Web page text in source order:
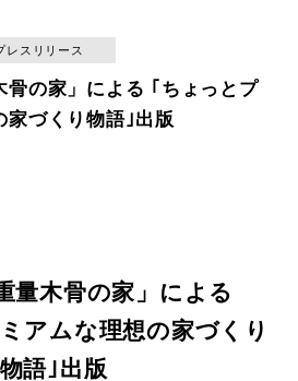
レスリリース
骨の家」による ｢ちょっとプ
家づくり物語｣出版
量木骨の家」による
アムな理想の家づくり
物語｣出版